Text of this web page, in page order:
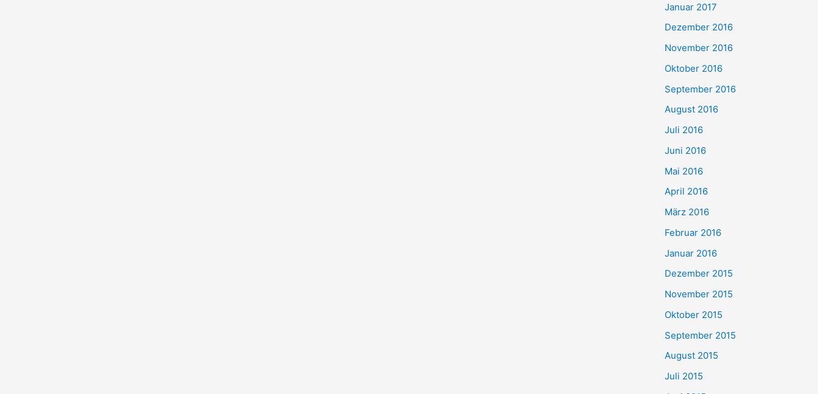
Januar 2017
Dezember 2016
November 2016
Oktober 2016
September 2016
August 2016
Juli 2016
Juni 2016
Mai 2016
April 2016
März 2016
Februar 2016
Januar 2016
Dezember 2015
November 2015
Oktober 2015
September 2015
August 2015
Juli 2015